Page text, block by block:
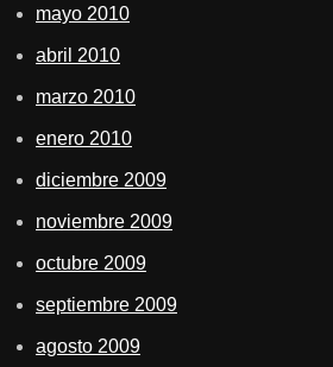
mayo 2010
abril 2010
marzo 2010
enero 2010
diciembre 2009
noviembre 2009
octubre 2009
septiembre 2009
agosto 2009